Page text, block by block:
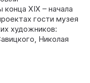
XIX – начала
гости музея
художников:
Николая